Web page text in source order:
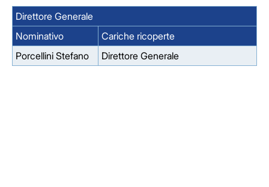
Direttore Generale
Nominativo
Cariche ricoperte
Porcellini Stefano
Direttore Generale